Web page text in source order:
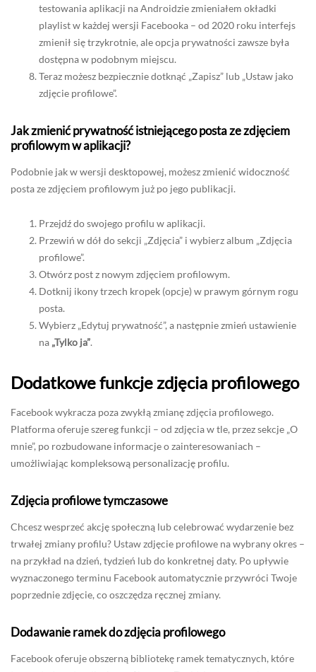
testowania aplikacji na Androidzie zmieniałem okładki
playlist w każdej wersji Facebooka – od 2020 roku interfejs
zmienił się trzykrotnie, ale opcja prywatności zawsze była
dostępna w podobnym miejscu.
Teraz możesz bezpiecznie dotknąć „Zapisz” lub „Ustaw jako
zdjęcie profilowe”.
Jak zmienić prywatność istniejącego posta ze zdjęciem
profilowym w aplikacji?
Podobnie jak w wersji desktopowej, możesz zmienić widoczność
posta ze zdjęciem profilowym już po jego publikacji.
Przejdź do swojego profilu w aplikacji.
Przewiń w dół do sekcji „Zdjęcia” i wybierz album „Zdjęcia
profilowe”.
Otwórz post z nowym zdjęciem profilowym.
Dotknij ikony trzech kropek (opcje) w prawym górnym rogu
posta.
Wybierz „Edytuj prywatność”, a następnie zmień ustawienie
na „Tylko ja”.
Dodatkowe funkcje zdjęcia profilowego
Facebook wykracza poza zwykłą zmianę zdjęcia profilowego.
Platforma oferuje szereg funkcji – od zdjęcia w tle, przez sekcje „O
mnie”, po rozbudowane informacje o zainteresowaniach –
umożliwiając kompleksową personalizację profilu.
Zdjęcia profilowe tymczasowe
Chcesz wesprzeć akcję społeczną lub celebrować wydarzenie bez
trwałej zmiany profilu? Ustaw zdjęcie profilowe na wybrany okres –
na przykład na dzień, tydzień lub do konkretnej daty. Po upływie
wyznaczonego terminu Facebook automatycznie przywróci Twoje
poprzednie zdjęcie, co oszczędza ręcznej zmiany.
Dodawanie ramek do zdjęcia profilowego
Facebook oferuje obszerną bibliotekę ramek tematycznych, które